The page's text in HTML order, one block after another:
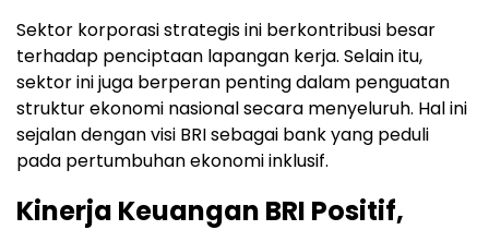
Sektor korporasi strategis ini berkontribusi besar
terhadap penciptaan lapangan kerja. Selain itu,
sektor ini juga berperan penting dalam penguatan
struktur ekonomi nasional secara menyeluruh. Hal ini
sejalan dengan visi BRI sebagai bank yang peduli
pada pertumbuhan ekonomi inklusif.
Kinerja Keuangan BRI Positif,